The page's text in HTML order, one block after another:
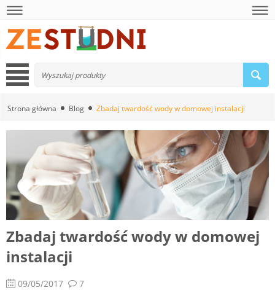
Strona główna Blog Zbadaj twardość wody w domowej instalacji
Zbadaj twardość wody w domowej
instalacji
09/05/2017 7